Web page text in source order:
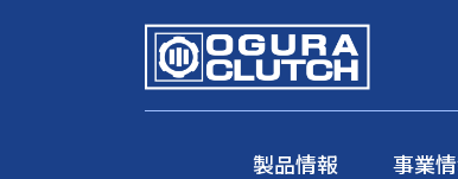
製品情報 事業